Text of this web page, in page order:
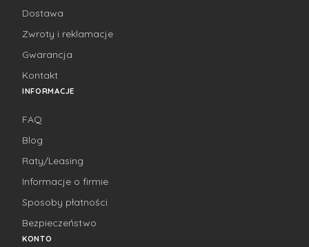
Dostawa
Zwroty i reklamacje
Gwarancja
Kontakt
INFORMACJE
FAQ
Blog
Raty/Leasing
Informacje o firmie
Sposoby płatności
Bezpieczeństwo
KONTO